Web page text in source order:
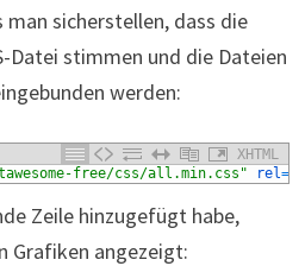
man sicherstellen, dass die
Datei stimmen und die Dateien
werden:
XHTML
free/css/all.min.css" rel=
Zeile hinzugefügt habe,
Grafiken angezeigt: